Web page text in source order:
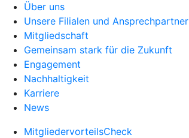
Über uns
Unsere Filialen und Ansprechpartner
Mitgliedschaft
Gemeinsam stark für die Zukunft
Engagement
Nachhaltigkeit
Karriere
News
MitgliedervorteilsCheck